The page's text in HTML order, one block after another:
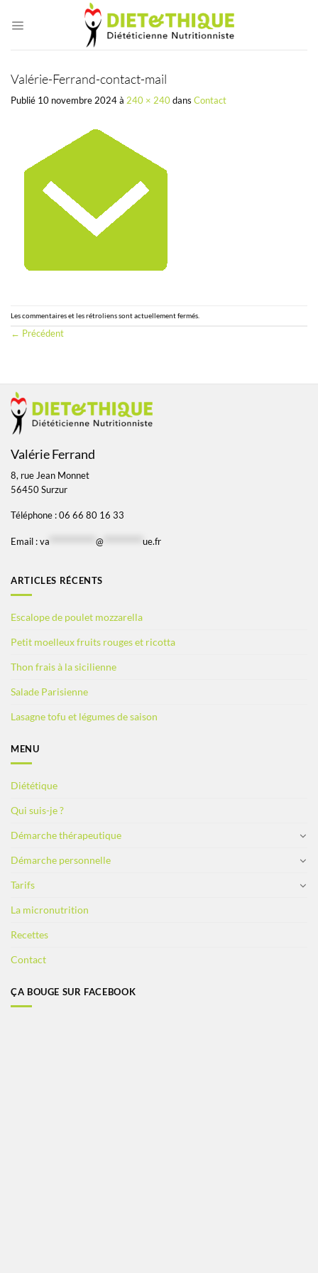
Valérie-Ferrand-contact-mail
Publié 10 novembre 2024 à 240 × 240 dans Contact
Les commentaires et les rétroliens sont actuellement fermés.
← Précédent
Valérie Ferrand
8, rue Jean Monnet
56450 Surzur
Téléphone : 06 66 80 16 33
Email : va @ ue.fr
ARTICLES RÉCENTS
Escalope de poulet mozzarella
Petit moelleux fruits rouges et ricotta
Thon frais à la sicilienne
Salade Parisienne
Lasagne tofu et légumes de saison
MENU
Diététique
Qui suis-je ?
Démarche thérapeutique
Démarche personnelle
Tarifs
La micronutrition
Recettes
Contact
ÇA BOUGE SUR FACEBOOK